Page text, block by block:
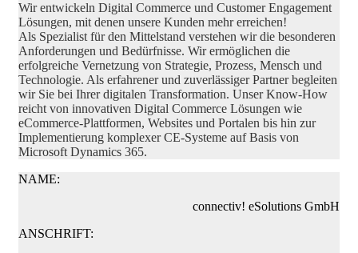
Wir entwickeln Digital Commerce und Customer Engagement
Lösungen, mit denen unsere Kunden mehr erreichen!
Als Spezialist für den Mittelstand verstehen wir die besonderen
Anforderungen und Bedürfnisse. Wir ermöglichen die
erfolgreiche Vernetzung von Strategie, Prozess, Mensch und
Technologie. Als erfahrener und zuverlässiger Partner begleiten
wir Sie bei Ihrer digitalen Transformation. Unser Know-How
reicht von innovativen Digital Commerce Lösungen wie
eCommerce-Plattformen, Websites und Portalen bis hin zur
Implementierung komplexer CE-Systeme auf Basis von
Microsoft Dynamics 365.
NAME:
connectiv! eSolutions GmbH
ANSCHRIFT: